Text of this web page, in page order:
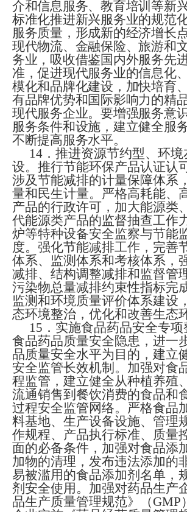
介和信息服务、教育培训等新
标准化推进新兴服务业的规范
服务质量，形成新的经济增长
现代物流、金融保险、旅游和
务业，吸收借鉴国内外服务先
准，促进现代服务业的信息化
模化和品牌化建设，加快培育
有品牌优势和国际影响力的精
现代服务企业。要增强服务意
服务条件和设施，建立健全服
不断提高服务水平。
14 ． 推进资源节约型、环
设。 推行节能环保产品认证认
涉及节能减排的计量保障体系 ，
量和民生计量。严格高耗能、
产品的行政许可 ， 加大能源类
代能源类产品的监督抽查工作
炉等特种设备安全监察与节能
度。强化节能减排工作，完善
体系、监测体系和考核体系，
减排、结构调整减排和监督管
污染物总量减排约束性指标完
监测和环境质量评价体系建设
态环境整治 ， 优化和改善生态
15 ．实施食品药品安全专
食品药品质量安全隐患，进一
品质量安全水平为目的，建立
安全监管长效机制。加强对食
程监管，建立健全从种植养殖
流通销售到餐饮消费的食品和
过程安全监管网络。严格食品
料基地、生产设备设施、管理
作规程、产品执行标准、质量
面的必备条件，加强对食品添
加物的清理，发布违法添加的
易被滥用的食品添加剂名单，
剂安全使用。加强对药品生产
品生产质量管理规范》（GMP